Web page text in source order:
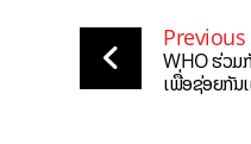
Previous
WHO ຮ່ວມ
ເພື່ອຊ່ອຍກັນ